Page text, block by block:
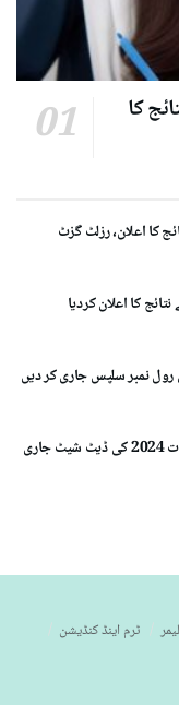
2024 کے نتائج کا
فیڈرل بورڈ نے 11 ویں ، 12 ویں کے امتحانات 2024 کی ڈیٹ شیٹ جاری
ٹرم اینڈ کنڈیشن